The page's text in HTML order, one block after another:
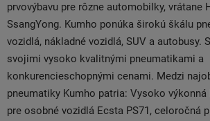
prvovýbavu pre rôzne automobilky, vrátane
SsangYong. Kumho ponúka širokú škálu
vozidlá, nákladné vozidlá, SUV a autobusy.
svojimi vysoko kvalitnými pneumatikami a
konkurencieschopnými cenami. Medzi
pneumatiky Kumho patria: Vysoko
pre osobné vozidlá Ecsta PS71, celoročná